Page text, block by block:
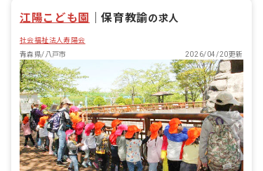
江陽こども園 ｜保育教諭の求人
社会福祉法人寿陽会
青森県/八戸市
2026/04/20更新